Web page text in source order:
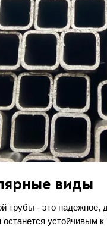
виды
трубы - это надежное,
останется устойчивым